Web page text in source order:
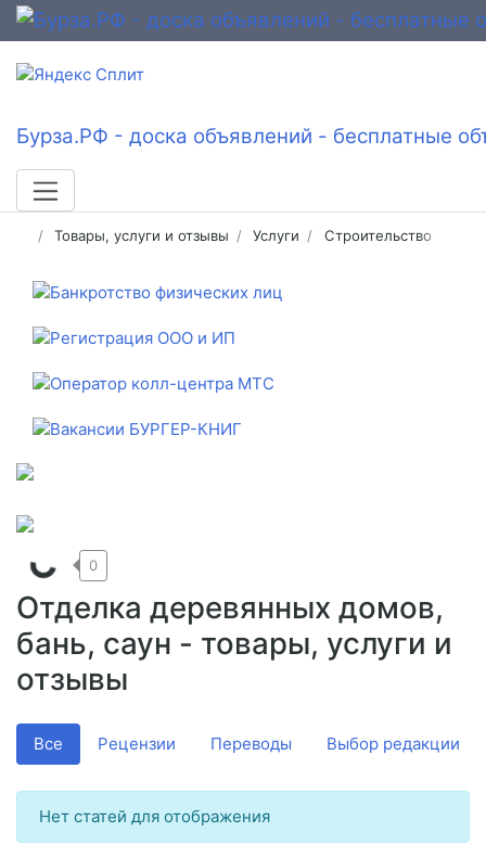
Бурза.РФ - доска объявлений - бесплатные
Товары, услуги и отзывы Услуги Строительство
Отделка деревянных домов,
бань, саун - товары, услуги и
отзывы
0
Все Рецензии Переводы Выбор редакции
Нет статей для отображения